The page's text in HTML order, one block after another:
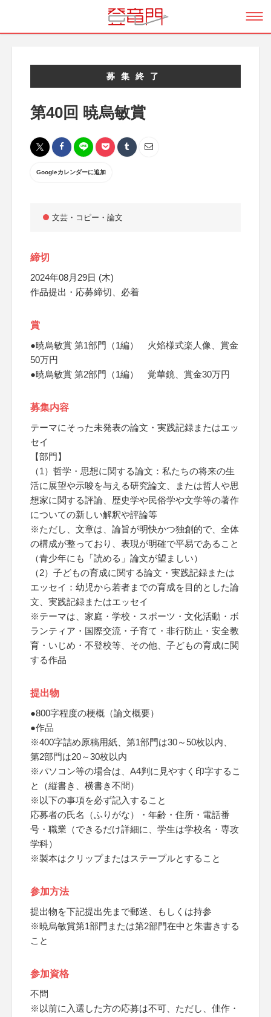
募集終了
第40回 暁烏敏賞
Googleカレンダーに追加
文芸・コピー・論文
締切
2024年08月29日 (木)
作品提出・応募締切、必着
賞
●暁烏敏賞 第1部門（1編） 火焰様式楽人像、賞金
50万円
●暁烏敏賞 第2部門（1編） 覚華鏡、賞金30万円
募集内容
テーマにそった未発表の論文・実践記録またはエッ
セイ
【部門】
（1）哲学・思想に関する論文：私たちの将来の生
活に展望や示唆を与える研究論文、または哲人や思
想家に関する評論、歴史学や民俗学や文学等の著作
についての新しい解釈や評論等
※ただし、文章は、論旨が明快かつ独創的で、全体
の構成が整っており、表現が明確で平易であること
（青少年にも「読める」論文が望ましい）
（2）子どもの育成に関する論文・実践記録または
エッセイ：幼児から若者までの育成を目的とした論
文、実践記録またはエッセイ
※テーマは、家庭・学校・スポーツ・文化活動・ボ
ランティア・国際交流・子育て・非行防止・安全教
育・いじめ・不登校等、その他、子どもの育成に関
する作品
提出物
●800字程度の梗概（論文概要）
●作品
※400字詰め原稿用紙、第1部門は30～50枚以内、
第2部門は20～30枚以内
※パソコン等の場合は、A4判に見やすく印字するこ
と（縦書き、横書き不問）
※以下の事項を必ず記入すること
応募者の氏名（ふりがな）・年齢・住所・電話番
号・職業（できるだけ詳細に、学生は学校名・専攻
学科）
※製本はクリップまたはステープルとすること
参加方法
提出物を下記提出先まで郵送、もしくは持参
※暁烏敏賞第1部門または第2部門在中と朱書きする
こと
参加資格
不問
※以前に入選した方の応募は不可、ただし、佳作・